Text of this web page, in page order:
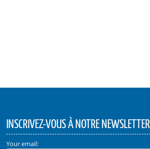
INSCRIVEZ-VOUS À NOTRE NEWSLETTER
Your email: